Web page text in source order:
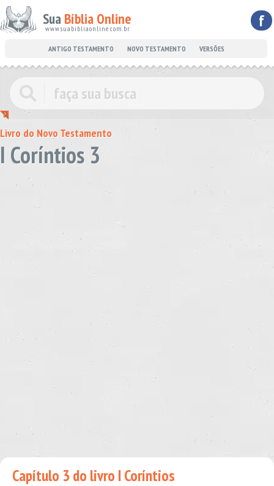
Sua Bíblia Online
www.suabibliaonline.com.br f
ANTIGO TESTAMENTO NOVO TESTAMENTO VERSÕES
Livro do Novo Testamento
I Coríntios 3
Capítulo 3 do livro I Coríntios